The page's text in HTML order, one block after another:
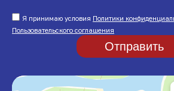
Я принимаю условия Политики
Пользовательского соглашения
Отправить